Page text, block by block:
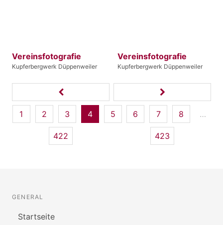
Vereinsfotografie
Kupferbergwerk Düppenweiler
Vereinsfotografie
Kupferbergwerk Düppenweiler
1 2 3 4 5 6 7 8 …
422 423
GENERAL
Startseite